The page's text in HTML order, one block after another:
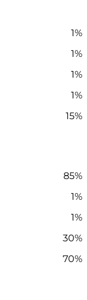
1%
1%
1%
1%
15%
85%
1%
1%
30%
70%